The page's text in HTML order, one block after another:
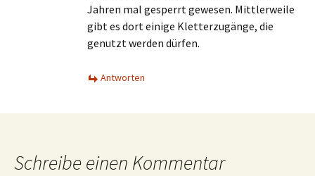
Jahren mal gesperrt gewesen. Mittlerweile
gibt es dort einige Kletterzugänge, die
genutzt werden dürfen.
Antworten
Schreibe einen Kommentar